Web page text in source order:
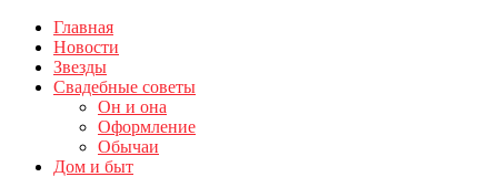
Главная
Новости
Звезды
Свадебные советы
Он и она
Оформление
Обычаи
Дом и быт